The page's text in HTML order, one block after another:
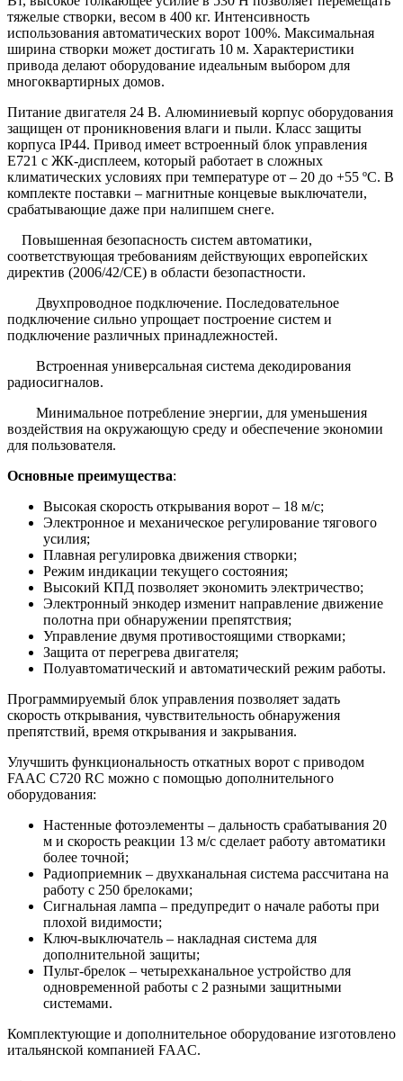
тяжелые створки, весом в 400 кг. Интенсивность
использования автоматических ворот 100%. Максимальная
ширина створки может достигать 10 м. Характеристики
привода делают оборудование идеальным выбором для
многоквартирных домов.
Питание двигателя 24 В. Алюминиевый корпус оборудования
защищен от проникновения влаги и пыли. Класс защиты
корпуса IP44. Привод имеет встроенный блок управления
Е721 с ЖК-дисплеем, который работает в сложных
климатических условиях при температуре от – 20 до +55 ºC. В
комплекте поставки – магнитные концевые выключатели,
срабатывающие даже при налипшем снеге.
Повышенная безопасность систем автоматики,
соответствующая требованиям действующих европейских
директив (2006/42/СЕ) в области безопастности.
Двухпроводное подключение. Последовательное
подключение сильно упрощает построение систем и
подключение различных принадлежностей.
Встроенная универсальная система декодирования
радиосигналов.
Минимальное потребление энергии, для уменьшения
воздействия на окружающую среду и обеспечение экономии
для пользователя.
Основные преимущества:
Высокая скорость открывания ворот – 18 м/с;
Электронное и механическое регулирование тягового
усилия;
Плавная регулировка движения створки;
Режим индикации текущего состояния;
Высокий КПД позволяет экономить электричество;
Электронный энкодер изменит направление движение
полотна при обнаружении препятствия;
Управление двумя противостоящими створками;
Защита от перегрева двигателя;
Полуавтоматический и автоматический режим работы.
Программируемый блок управления позволяет задать
скорость открывания, чувствительность обнаружения
препятствий, время открывания и закрывания.
Улучшить функциональность откатных ворот с приводом
FAAC C720 RC можно с помощью дополнительного
оборудования:
Настенные фотоэлементы – дальность срабатывания 20
м и скорость реакции 13 м/с сделает работу автоматики
более точной;
Радиоприемник – двухканальная система рассчитана на
работу с 250 брелоками;
Сигнальная лампа – предупредит о начале работы при
плохой видимости;
Ключ-выключатель – накладная система для
дополнительной защиты;
Пульт-брелок – четырехканальное устройство для
одновременной работы с 2 разными защитными
системами.
Комплектующие и дополнительное оборудование изготовлено
итальянской компанией FAAC.